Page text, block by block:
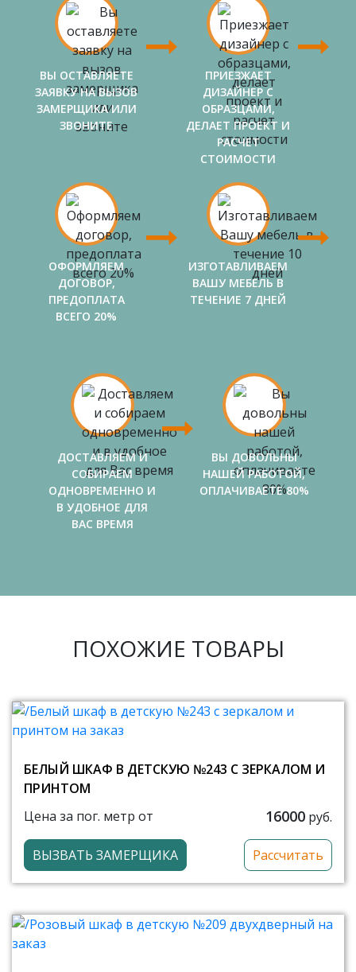
ВЫ ОСТАВЛЯЕТЕ
ЗАЯВКУ НА ВЫЗОВ
ЗАМЕРЩИКА ИЛИ
ЗВОНИТЕ
ПРИЕЗЖАЕТ
ДИЗАЙНЕР С
ОБРАЗЦАМИ,
ДЕЛАЕТ ПРОЕКТ И
РАСЧЕТ
СТОИМОСТИ
ОФОРМЛЯЕМ
ДОГОВОР,
ПРЕДОПЛАТА
ВСЕГО 20%
ИЗГОТАВЛИВАЕМ
ВАШУ МЕБЕЛЬ В
ТЕЧЕНИЕ 7 ДНЕЙ
ДОСТАВЛЯЕМ И
СОБИРАЕМ
ОДНОВРЕМЕННО И
В УДОБНОЕ ДЛЯ
ВАС ВРЕМЯ
ВЫ ДОВОЛЬНЫ
НАШЕЙ РАБОТОЙ,
ОПЛАЧИВАЕТЕ 80%
ПОХОЖИЕ ТОВАРЫ
БЕЛЫЙ ШКАФ В ДЕТСКУЮ №243 С ЗЕРКАЛОМ И
ПРИНТОМ
Цена за пог. метр от
16000 руб.
ВЫЗВАТЬ ЗАМЕРЩИКА Рассчитать